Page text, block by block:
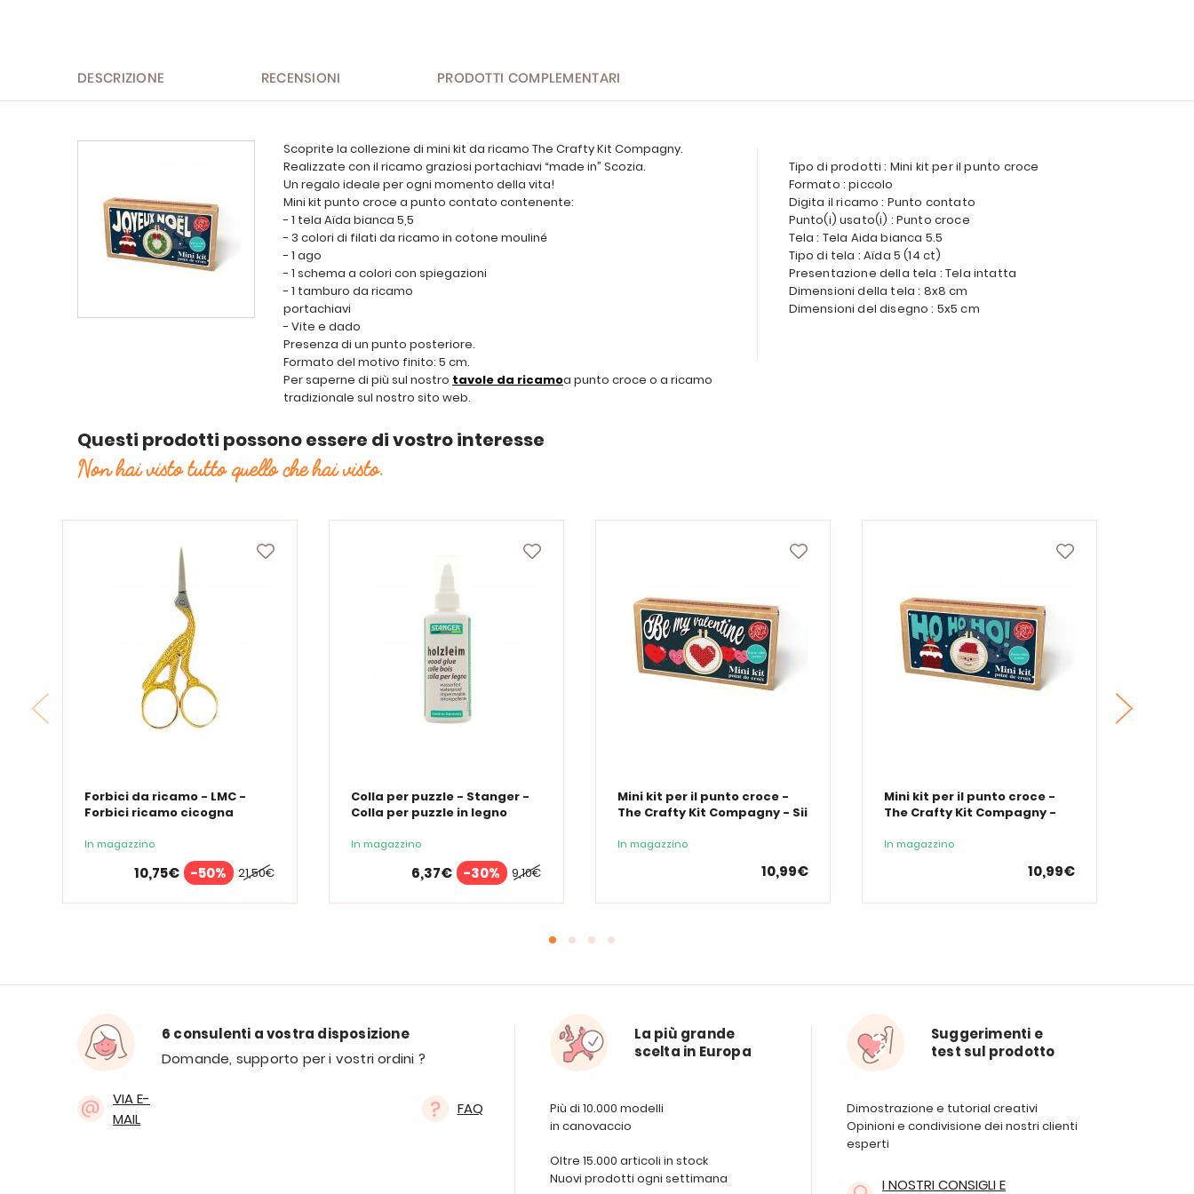
immagini
DESCRIZIONE RECENSIONI PRODOTTI COMPLEMENTARI
Scoprite la collezione di mini kit da ricamo The Crafty Kit Compagny.
Realizzate con il ricamo graziosi portachiavi “made in” Scozia.
Un regalo ideale per ogni momento della vita!
Mini kit punto croce a punto contato contenente:
- 1 tela Aïda bianca 5,5
- 3 colori di filati da ricamo in cotone mouliné
- 1 ago
- 1 schema a colori con spiegazioni
- 1 tamburo da ricamo
portachiavi
- Vite e dado
Presenza di un punto posteriore.
Formato del motivo finito: 5 cm.
Per saperne di più sul nostro tavole da ricamoa punto croce o a ricamo
tradizionale sul nostro sito web.
Tipo di prodotti : Mini kit per il punto croce
Formato : piccolo
Digita il ricamo : Punto contato
Punto(i) usato(i) : Punto croce
Tela : Tela Aida bianca 5.5
Tipo di tela : Aïda 5 (14 ct)
Presentazione della tela : Tela intatta
Dimensioni della tela : 8x8 cm
Dimensioni del disegno : 5x5 cm
Questi prodotti possono essere di vostro interesse
Non hai visto tutto quello che hai visto.
Forbici da ricamo - LMC -
Forbici ricamo cicogna
In magazzino
21,50€
10,75€ -50%
Colla per puzzle - Stanger -
Colla per puzzle in legno
In magazzino
9,10€
6,37€ -30%
Mini kit per il punto croce -
The Crafty Kit Compagny - Sii
In magazzino
10,99€
Mini kit per il punto croce -
The Crafty Kit Compagny -
In magazzino
10,99€
6 consulenti a vostra disposizione
Domande, supporto per i vostri ordini ?
VIA E-
MAIL
FAQ
La più grande
scelta in Europa
Più di 10.000 modelli
in canovaccio
Oltre 15.000 articoli in stock
Nuovi prodotti ogni settimana
Suggerimenti e
test sul prodotto
Dimostrazione e tutorial creativi
Opinioni e condivisione dei nostri clienti
esperti
I NOSTRI CONSIGLI E